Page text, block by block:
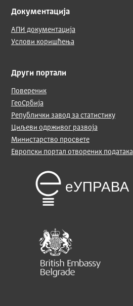
Документација
АПИ документација
Услови коришћења
Други портали
Повереник
ГеоСрбија
Републички завод за статистику
Циљеви одрживог развоја
Министарство просвете
Европски портал отворених података